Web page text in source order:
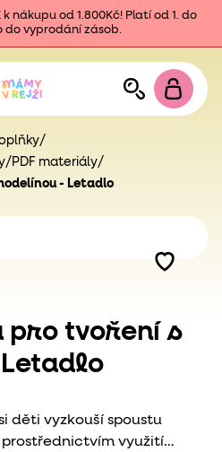
nákupu od 1.800Kč! Platí od 1. do
do vyprodání zásob.
/
/ PDF materiály/
- Letadlo
pro tvoření s
děti vyzkouší spoustu
využití